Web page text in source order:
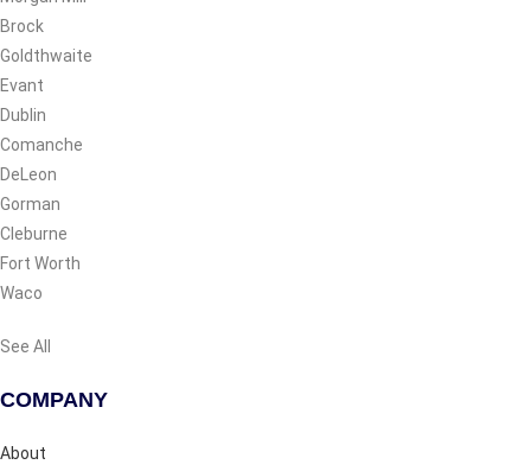
Brock
Goldthwaite
Evant
Dublin
Comanche
DeLeon
Gorman
Cleburne
Fort Worth
Waco
See All
COMPANY
About